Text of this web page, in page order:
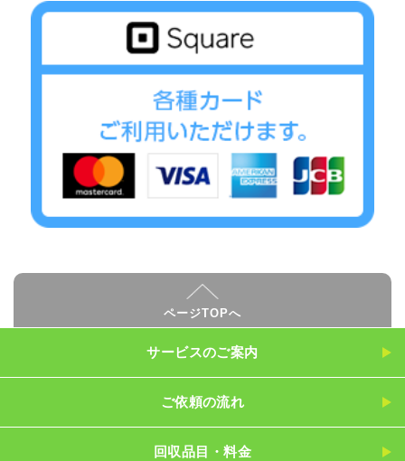
ページTOPへ
サービスのご案内
ご依頼の流れ
回収品目・料金